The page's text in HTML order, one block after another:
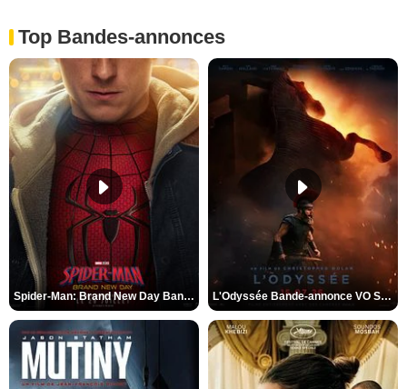
Top Bandes-annonces
Spider-Man: Brand New Day Bande-annonce VO STFR L'Odyssée Bande-annonce VO STFR